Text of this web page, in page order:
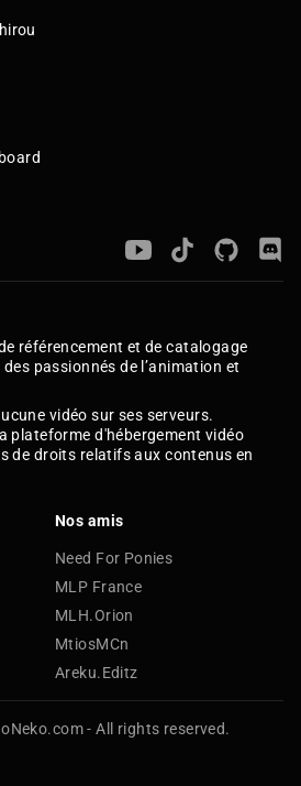
référencement et de catalogage
passionnés de l’animation et
vidéo sur ses serveurs.
plateforme d'hébergement vidéo
de droits relatifs aux contenus en
Nos amis
Need For Ponies
MLP France
MLH.Orion
MtiosMCn
Areku.Editz
- All rights reserved.